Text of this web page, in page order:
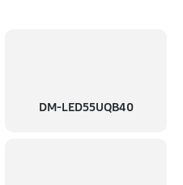
DM-LED55UQB40